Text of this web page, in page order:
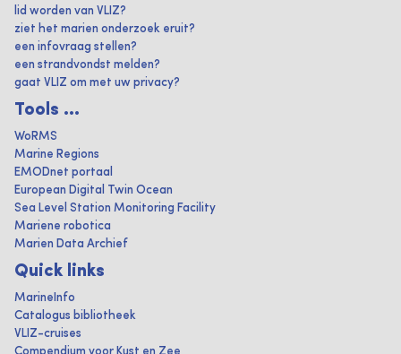
lid worden van VLIZ?
ziet het marien onderzoek eruit?
een infovraag stellen?
een strandvondst melden?
gaat VLIZ om met uw privacy?
Tools ...
WoRMS
Marine Regions
EMODnet portaal
European Digital Twin Ocean
Sea Level Station Monitoring Facility
Mariene robotica
Marien Data Archief
Quick links
MarineInfo
Catalogus bibliotheek
VLIZ-cruises